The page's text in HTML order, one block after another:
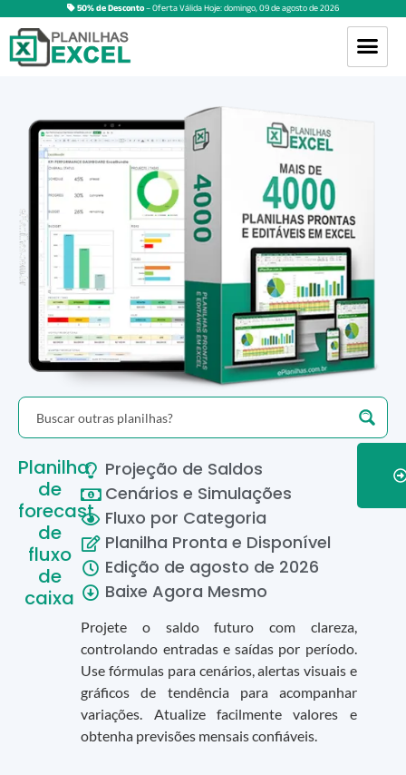
50% de Desconto– Oferta Válida Hoje:domingo,09deagostode2026
Planilha
de
forecast
de
fluxo
de
caixa
Projeção de Saldos
Cenários e Simulações
Fluxo por Categoria
Planilha Pronta e Disponível
Edição de agosto de 2026
Baixe Agora Mesmo
Projete o saldo futuro com clareza,
controlando entradas e saídas por período.
Use fórmulas para cenários, alertas visuais e
gráficos de tendência para acompanhar
variações. Atualize facilmente valores e
obtenha previsões mensais confiáveis.